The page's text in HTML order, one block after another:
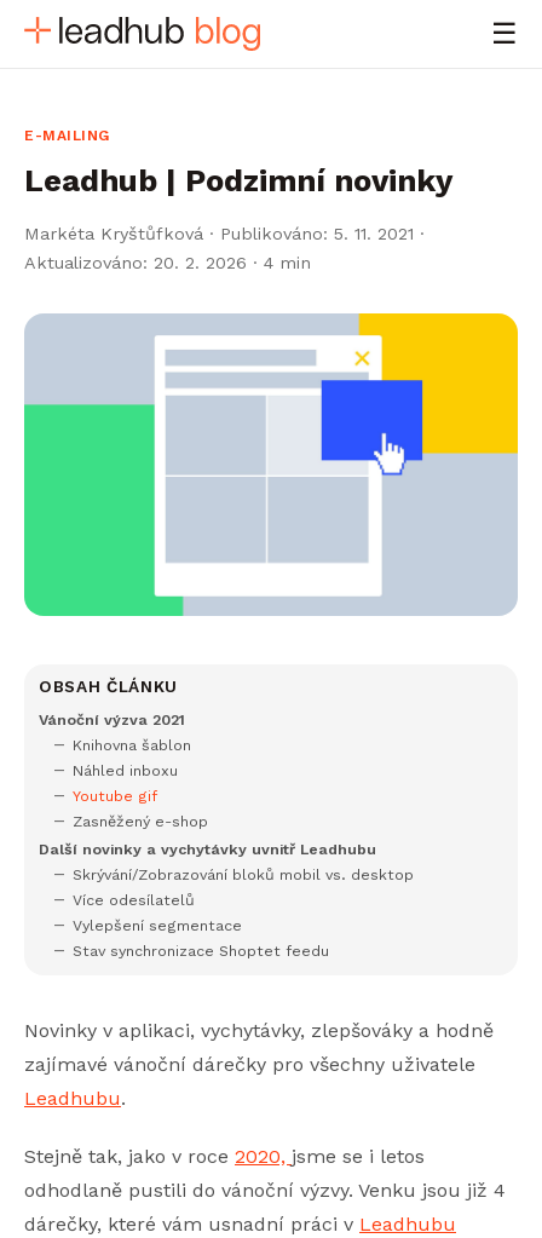
☰
E-MAILING
Leadhub | Podzimní novinky
Markéta Kryštůfková · Publikováno: 5. 11. 2021 ·
Aktualizováno: 20. 2. 2026 · 4 min
OBSAH ČLÁNKU
Vánoční výzva 2021
Knihovna šablon
Náhled inboxu
Youtube gif
Zasněžený e-shop
Další novinky a vychytávky uvnitř Leadhubu
Skrývání/Zobrazování bloků mobil vs. desktop
Více odesílatelů
Vylepšení segmentace
Stav synchronizace Shoptet feedu
Novinky v aplikaci, vychytávky, zlepšováky a hodně
zajímavé vánoční dárečky pro všechny uživatele
Leadhubu.
Stejně tak, jako v roce 2020, jsme se i letos
odhodlaně pustili do vánoční výzvy. Venku jsou již 4
dárečky, které vám usnadní práci v Leadhubu